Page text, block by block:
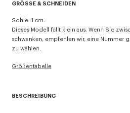
GRÖSSE & SCHNEIDEN
Sohle: 1 cm.
Dieses Modell fällt klein aus. Wenn Sie
schwanken, empfehlen wir, eine Nummer
zu wählen.
Größentabelle
BESCHREIBUNG